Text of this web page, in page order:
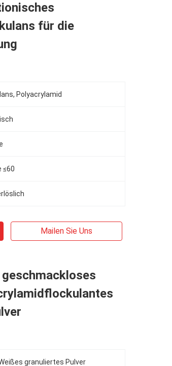
für die
Polyacrylamid
≤60
Mailen Sie Uns
granuliertes Pulver